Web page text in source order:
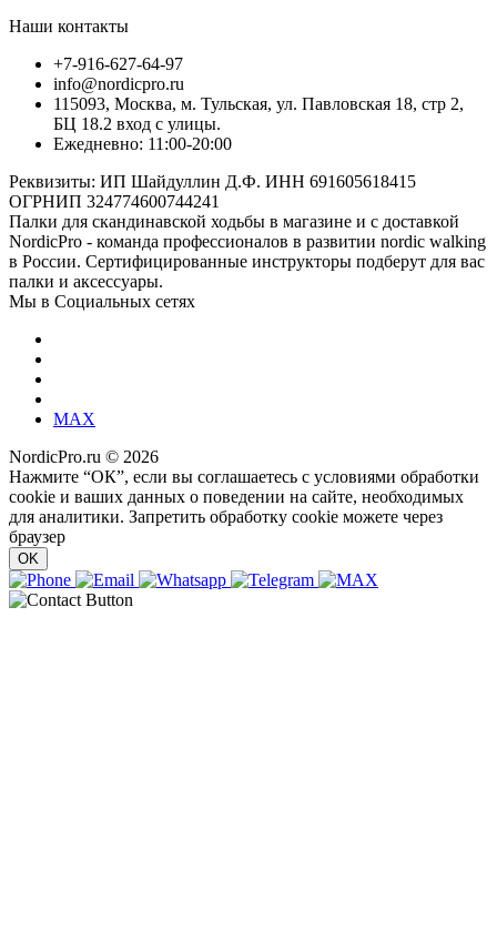
Наши контакты
+7-916-627-64-97
info@nordicpro.ru
115093, Москва, м. Тульская, ул. Павловская 18, стр 2,
БЦ 18.2 вход с улицы.
Ежедневно: 11:00-20:00
Реквизиты: ИП Шайдуллин Д.Ф. ИНН 691605618415
ОГРНИП 324774600744241
Палки для скандинавской ходьбы в магазине и с доставкой
NordicPro - команда профессионалов в развитии nordic walking
в России. Сертифицированные инструкторы подберут для вас
палки и аксессуары.
Мы в Социальных сетях
MAX
NordicPro.ru © 2026
Нажмите “ОК”, если вы соглашаетесь с условиями обработки
cookie и ваших данных о поведении на сайте, необходимых
для аналитики. Запретить обработку cookie можете через
браузер
OK